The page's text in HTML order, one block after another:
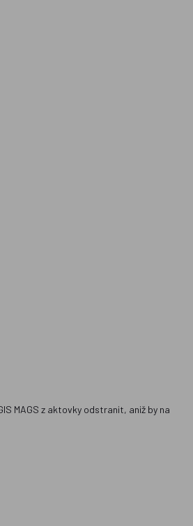
MAGS z aktovky odstranit, aniž by na